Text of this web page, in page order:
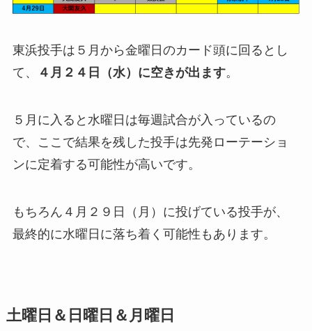
東浜投手は５月から金曜日のカード頭に回るとし
て、
４月２４日（水） に空きが出ます。
５月に入ると水曜日は毎週試合が入っているの
で、ここで結果を残した投手は先発ローテーショ
ンに定着する可能性が高いです。
もちろん４月２９日（月）に投げている投手が、
最終的に水曜日に落ち着く可能性もあります。
土曜日＆日曜日＆月曜日